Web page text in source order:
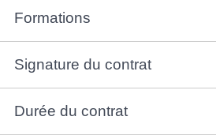
Formations
Signature du contrat
Durée du contrat